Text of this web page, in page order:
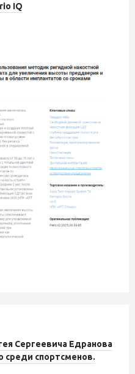
IQ
Сергеевича Едранова
среди спортсменов.